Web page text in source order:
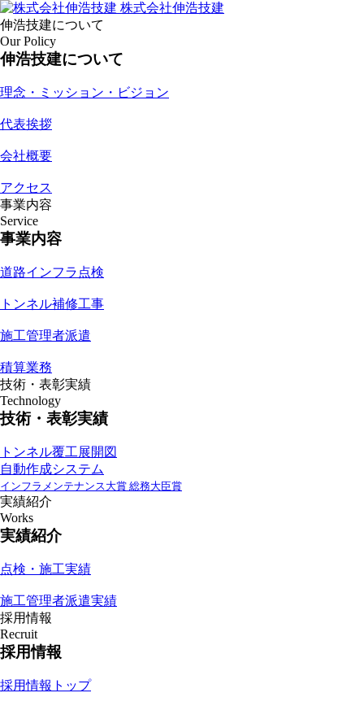
株式会社伸浩技建
伸浩技建について
Our Policy
伸浩技建について
理念・ミッション・ビジョン
代表挨拶
会社概要
アクセス
事業内容
Service
事業内容
道路インフラ点検
トンネル補修工事
施工管理者派遣
積算業務
技術・表彰実績
Technology
技術・表彰実績
トンネル覆工展開図
自動作成システム
インフラメンテナンス大賞 総務大臣賞
実績紹介
Works
実績紹介
点検・施工実績
施工管理者派遣実績
採用情報
Recruit
採用情報
採用情報トップ